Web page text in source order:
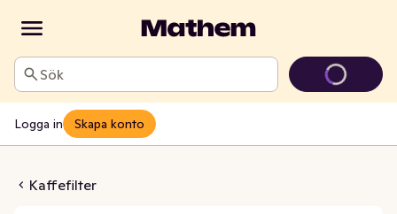
Sök
Logga in Skapa konto
Kaffefilter
1x4 Bruna